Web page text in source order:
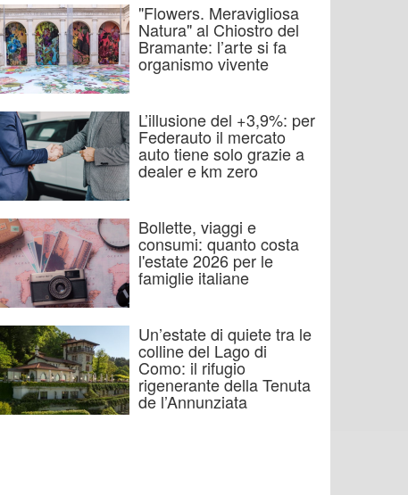
"Flowers. Meravigliosa
Natura" al Chiostro del
Bramante: l’arte si fa
organismo vivente
L’illusione del +3,9%: per
Federauto il mercato
auto tiene solo grazie a
dealer e km zero
Bollette, viaggi e
consumi: quanto costa
l'estate 2026 per le
famiglie italiane
Un’estate di quiete tra le
colline del Lago di
Como: il rifugio
rigenerante della Tenuta
de l’Annunziata